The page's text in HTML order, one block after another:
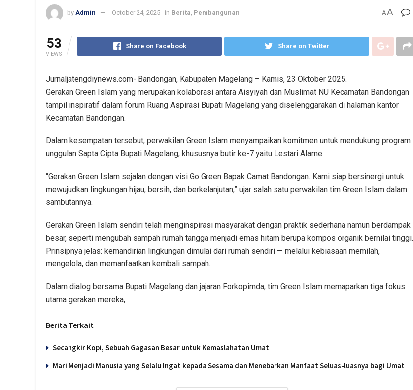
by Admin October 24, 2025 in Berita Pembangunan AA
53
VIEWS
Share on Facebook Share on Twitter
Jurnaljatengdiynews.com- Bandongan, Kabupaten Magelang – Kamis, 23 Oktober 2025.
Gerakan Green Islam yang merupakan kolaborasi antara Aisyiyah dan Muslimat NU Kecamatan Bandongan
tampil inspiratif dalam forum Ruang Aspirasi Bupati Magelang yang diselenggarakan di halaman kantor
Kecamatan Bandongan.
Dalam kesempatan tersebut, perwakilan Green Islam menyampaikan komitmen untuk mendukung program
unggulan Sapta Cipta Bupati Magelang, khususnya butir ke-7 yaitu Lestari Alame.
“Gerakan Green Islam sejalan dengan visi Go Green Bapak Camat Bandongan. Kami siap bersinergi untuk
mewujudkan lingkungan hijau, bersih, dan berkelanjutan,” ujar salah satu perwakilan tim Green Islam dalam
sambutannya.
Gerakan Green Islam sendiri telah menginspirasi masyarakat dengan praktik sederhana namun berdampak
besar, seperti mengubah sampah rumah tangga menjadi emas hitam berupa kompos organik bernilai tinggi.
Prinsipnya jelas: kemandirian lingkungan dimulai dari rumah sendiri — melalui kebiasaan memilah,
mengelola, dan memanfaatkan kembali sampah.
Dalam dialog bersama Bupati Magelang dan jajaran Forkopimda, tim Green Islam memaparkan tiga fokus
utama gerakan mereka,
Berita Terkait
Secangkir Kopi, Sebuah Gagasan Besar untuk Kemaslahatan Umat
Mari Menjadi Manusia yang Selalu Ingat kepada Sesama dan Menebarkan Manfaat Seluas-luasnya bagi Umat